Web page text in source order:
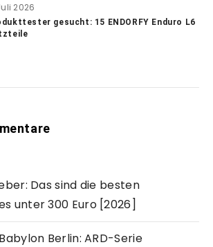
2026
gesucht: 15 ENDORFY Enduro L6
Das sind die besten
unter 300 Euro [2026]
Babylon Berlin: ARD-Serie